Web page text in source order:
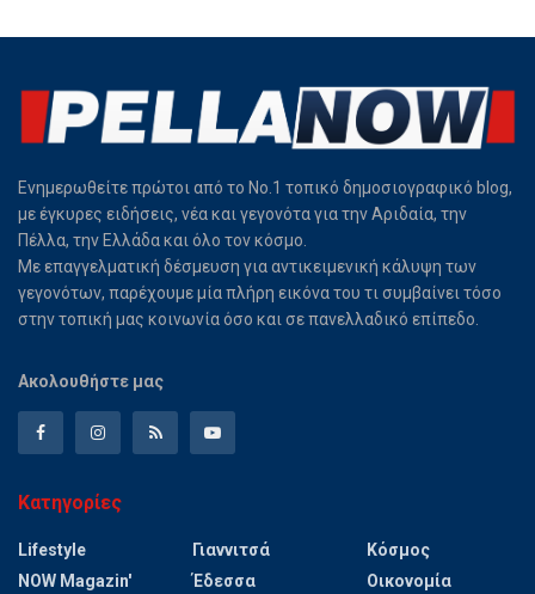
Ενημερωθείτε πρώτοι από το Νο.1 τοπικό δημοσιογραφικό blog,
με έγκυρες ειδήσεις, νέα και γεγονότα για την Αριδαία, την
Πέλλα, την Ελλάδα και όλο τον κόσμο.
Με επαγγελματική δέσμευση για αντικειμενική κάλυψη των
γεγονότων, παρέχουμε μία πλήρη εικόνα του τι συμβαίνει τόσο
στην τοπική μας κοινωνία όσο και σε πανελλαδικό επίπεδο.
Ακολουθήστε μας
Κατηγορίες
Lifestyle
NOW Magazin'
Γιαννιτσά
Έδεσσα
Κόσμος
Οικονομία